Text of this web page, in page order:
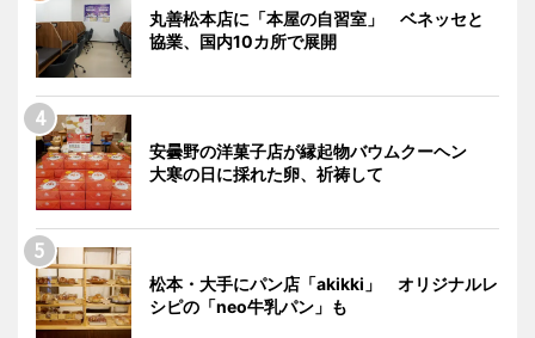
丸善松本店に「本屋の自習室」 ベネッセと
協業、国内10カ所で展開
安曇野の洋菓子店が縁起物バウムクーヘン
大寒の日に採れた卵、祈祷して
松本・大手にパン店「akikki」 オリジナルレ
シピの「neo牛乳パン」も